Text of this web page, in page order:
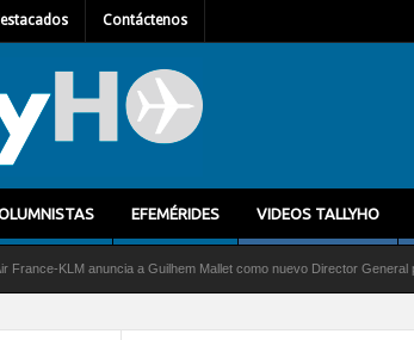
Contáctenos
EFEMÉRIDES VIDEOS TALLYHO
a Guilhem Mallet como nuevo Director General para América